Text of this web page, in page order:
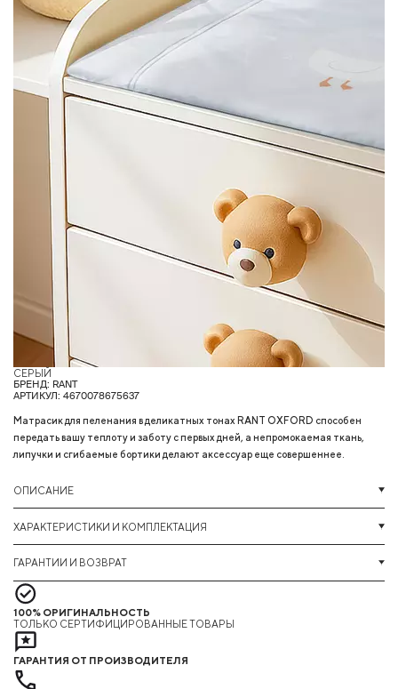
СЕРЫЙ
БРЕНД: RANT
АРТИКУЛ: 4670078675637
Матрасик для пеленания в деликатных тонах RANT OXFORD способен
передать вашу теплоту и заботу с первых дней, а непромокаемая ткань,
липучки и сгибаемые бортики делают аксессуар еще совершеннее.
ОПИСАНИЕ
ХАРАКТЕРИСТИКИ И КОМПЛЕКТАЦИЯ
ГАРАНТИИ И ВОЗВРАТ
100% ОРИГИНАЛЬНОСТЬ
ТОЛЬКО СЕРТИФИЦИРОВАННЫЕ ТОВАРЫ
ГАРАНТИЯ ОТ ПРОИЗВОДИТЕЛЯ